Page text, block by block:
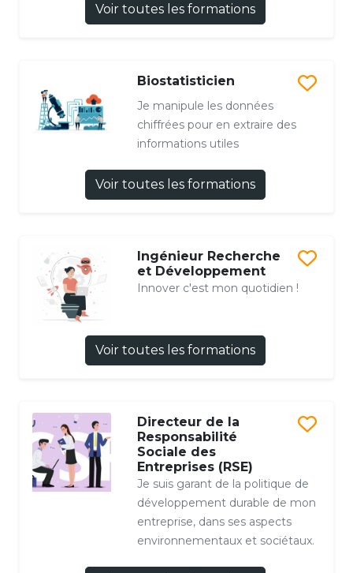
Voir toutes les formations
Biostatisticien
Je manipule les données
chiffrées pour en extraire des
informations utiles
Voir toutes les formations
Ingénieur Recherche
et Développement
Innover c'est mon quotidien !
Voir toutes les formations
Directeur de la
Responsabilité
Sociale des
Entreprises (RSE)
Je suis garant de la politique de
développement durable de mon
entreprise, dans ses aspects
environnementaux et sociétaux.